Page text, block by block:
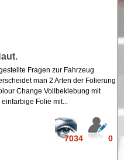
Fragen zur Fahrzeug
man 2 Arten der Folierung
Change Vollbeklebung mit
Folie mit...
7034 0